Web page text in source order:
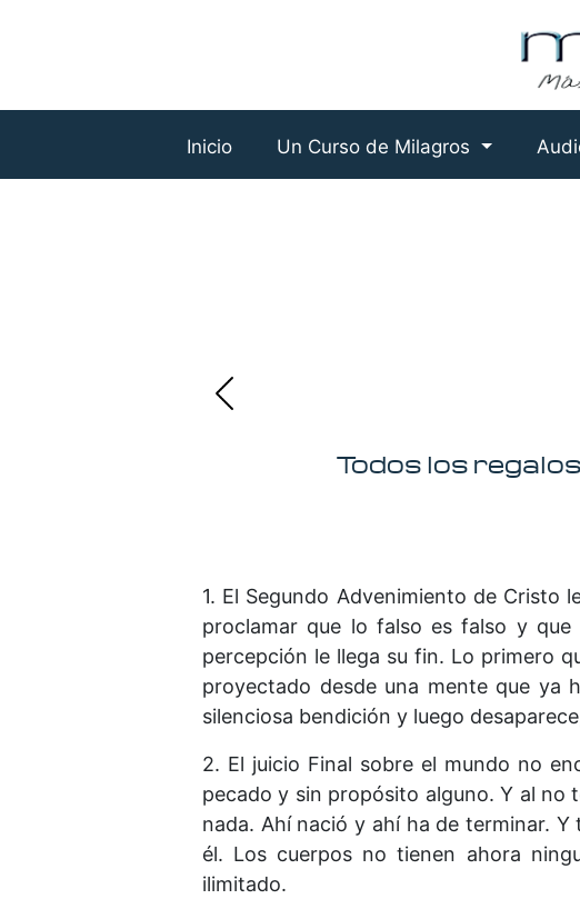
Inicio Un Curso de Milagros
Todos los
1. El Segundo Advenimiento de Cristo
proclamar que lo falso es falso y
percepción le llega su fin. Lo primero
proyectado desde una mente que ya
silenciosa bendición y luego
2. El juicio Final sobre el mundo no
pecado y sin propósito alguno. Y al no
nada. Ahí nació y ahí ha de terminar.
él. Los cuerpos no tienen ahora
ilimitado.